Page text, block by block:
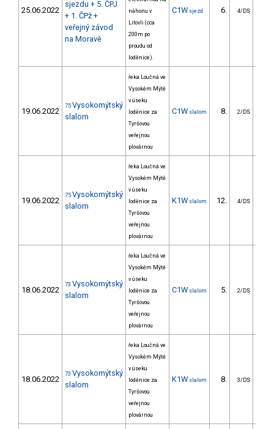
25.06.2022
sjezdu + 5. ČPJ
+ 1. ČPž +
veřejný závod
na Moravě
náhonu v
Litovli (cca
200m po
proudu od
loděnice).
C1W sjezd 6. 4/DS
19.06.2022
75 Vysokomýtský
slalom
řeka Loučná ve
Vysokém Mýtě
v úseku
loděnice za
Tyršovou
veřejnou
plovárnou
C1W slalom 8. 2/DS
19.06.2022
75 Vysokomýtský
slalom
řeka Loučná ve
Vysokém Mýtě
v úseku
loděnice za
Tyršovou
veřejnou
plovárnou
K1W slalom 12. 4/DS
18.06.2022
73 Vysokomýtský
slalom
řeka Loučná ve
Vysokém Mýtě
v úseku
loděnice za
Tyršovou
veřejnou
plovárnou
C1W slalom 5. 2/DS
18.06.2022
73 Vysokomýtský
slalom
řeka Loučná ve
Vysokém Mýtě
v úseku
loděnice za
Tyršovou
veřejnou
plovárnou
K1W slalom 8. 3/DS